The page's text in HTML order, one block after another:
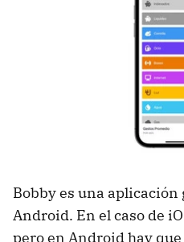
Bobby es una
Android. En el caso de
pero en Android hay